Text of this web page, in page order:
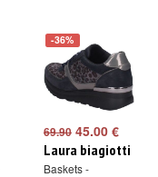
-36%
69.90 45.00 €
Laura biagiotti
Baskets -